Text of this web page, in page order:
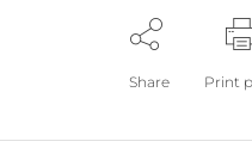
Share Print